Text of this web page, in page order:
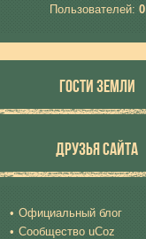
Пользователей: 0
ГОСТИ ЗЕМЛИ
ДРУЗЬЯ САЙТА
Официальный блог
Сообщество uCoz